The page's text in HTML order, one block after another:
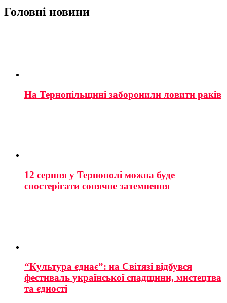
Головні новини
На Тернопільщині заборонили ловити раків
12 серпня у Тернополі можна буде
спостерігати сонячне затемнення
“Культура єднає”: на Світязі відбувся
фестиваль української спадщини, мистецтва
та єдності